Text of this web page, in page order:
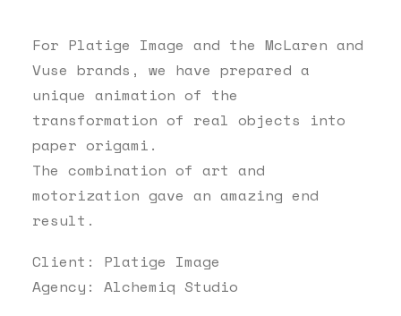
For Platige Image and the McLaren and
Vuse brands, we have prepared a
unique animation of the
transformation of real objects into
paper origami.
The combination of art and
motorization gave an amazing end
result.
Client: Platige Image
Agency: Alchemiq Studio